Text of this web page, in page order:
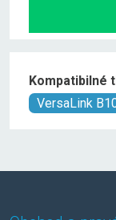
Kompatibilné
VersaLink